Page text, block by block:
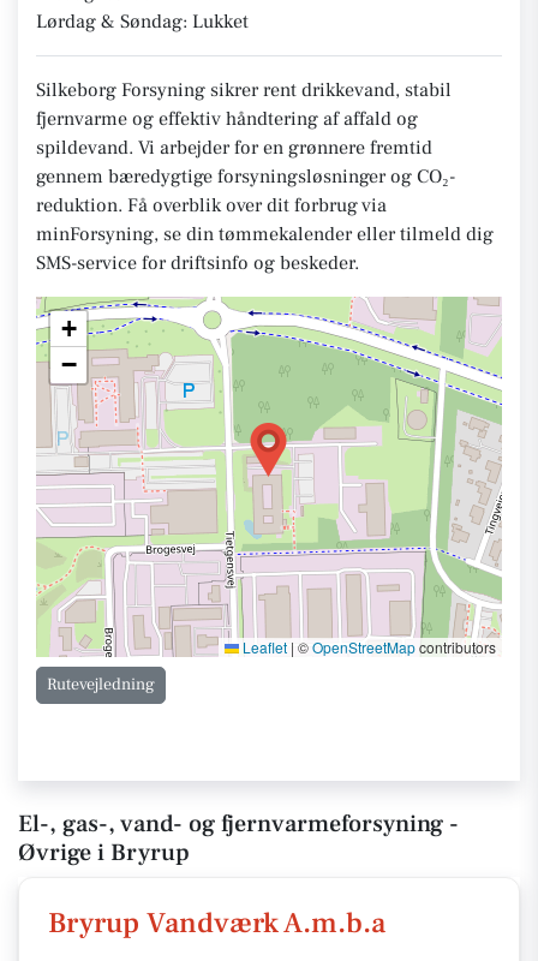
Lørdag & Søndag: Lukket
Silkeborg Forsyning sikrer rent drikkevand, stabil
fjernvarme og effektiv håndtering af affald og
spildevand. Vi arbejder for en grønnere fremtid
gennem bæredygtige forsyningsløsninger og CO₂-
reduktion. Få overblik over dit forbrug via
minForsyning, se din tømmekalender eller tilmeld dig
SMS-service for driftsinfo og beskeder.
+
−
Leaflet | ©OpenStreetMapcontributors
Rutevejledning
El-, gas-, vand- og fjernvarmeforsyning -
Øvrige i Bryrup
Bryrup Vandværk A.m.b.a